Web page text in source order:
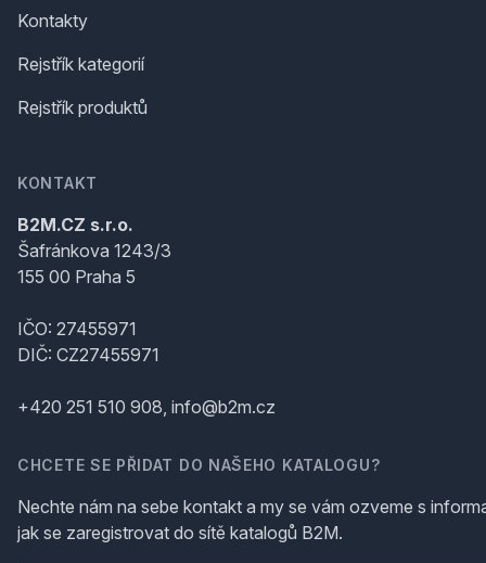
Kontakty
Rejstřík kategorií
Rejstřík produktů
KONTAKT
B2M.CZ s.r.o.
Šafránkova 1243/3
155 00 Praha 5
IČO: 27455971
DIČ: CZ27455971
+420 251 510 908, info@b2m.cz
CHCETE SE PŘIDAT DO NAŠEHO KATALOGU?
Nechte nám na sebe kontakt a my se vám ozveme s
jak se zaregistrovat do sítě katalogů B2M.